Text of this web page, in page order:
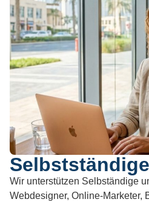
Selbstständige
Wir unterstützen Selbständige
Webdesigner, Online-Marketer,